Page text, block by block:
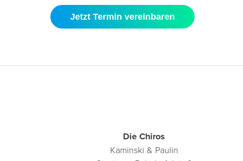
Jetzt Termin vereinbaren
Die Chiros
Kaminski & Paulin